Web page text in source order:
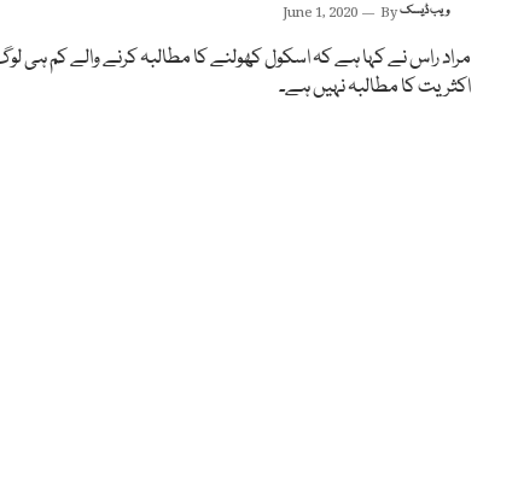
June 1, 2020 Byویب ڈیسک
مراد راس نے کہا ہے کہ اسکول کھولنے کا مطالبہ کرنے والے کم ہی
اکثریت کا مطالبہ نہیں ہے۔